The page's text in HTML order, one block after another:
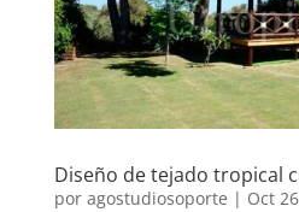
Diseño de tejado tropical
por agostudiosoporte | Oct